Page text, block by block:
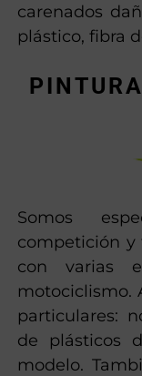
carenados
plástico, fibra
Somos
competición y
con varias
motociclismo.
particulares:
de plásticos
modelo.